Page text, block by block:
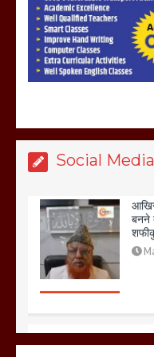
Social Media
ने